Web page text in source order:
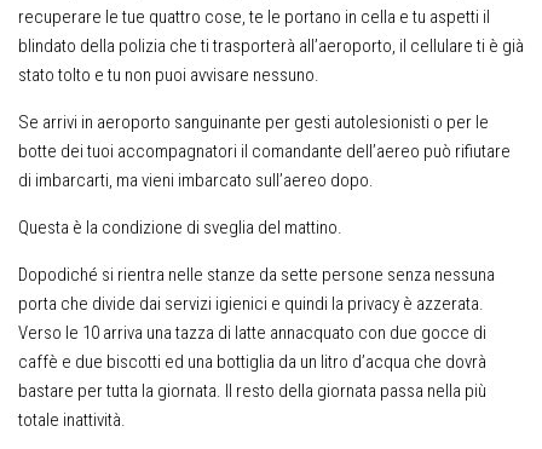
recuperare le tue quattro cose, te le portano in cella e tu aspetti il
blindato della polizia che ti trasporterà all’aeroporto, il cellulare ti è già
stato tolto e tu non puoi avvisare nessuno.
Se arrivi in aeroporto sanguinante per gesti autolesionisti o per le
botte dei tuoi accompagnatori il comandante dell’aereo può rifiutare
di imbarcarti, ma vieni imbarcato sull’aereo dopo.
Questa è la condizione di sveglia del mattino.
Dopodiché si rientra nelle stanze da sette persone senza nessuna
porta che divide dai servizi igienici e quindi la privacy è azzerata.
Verso le 10 arriva una tazza di latte annacquato con due gocce di
caffè e due biscotti ed una bottiglia da un litro d’acqua che dovrà
bastare per tutta la giornata. Il resto della giornata passa nella più
totale inattività.